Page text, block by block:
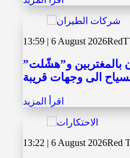
13:59 | 6 August 2026
بالمغتربين و”هشّلت”
الى وجهات قريبة
اقرأ المزيد
13:22 | 6 August 2026Red